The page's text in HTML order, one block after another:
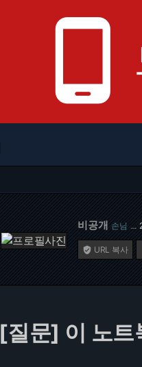
phone_android
비공개 손님 …
 URL 복사
[질문] 이 노트